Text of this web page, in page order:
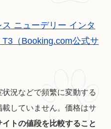
ニューデリー インタ
（Booking.com公式サ
況などで頻繁に変動する
していません。価格はサ
イトの値段を比較すること